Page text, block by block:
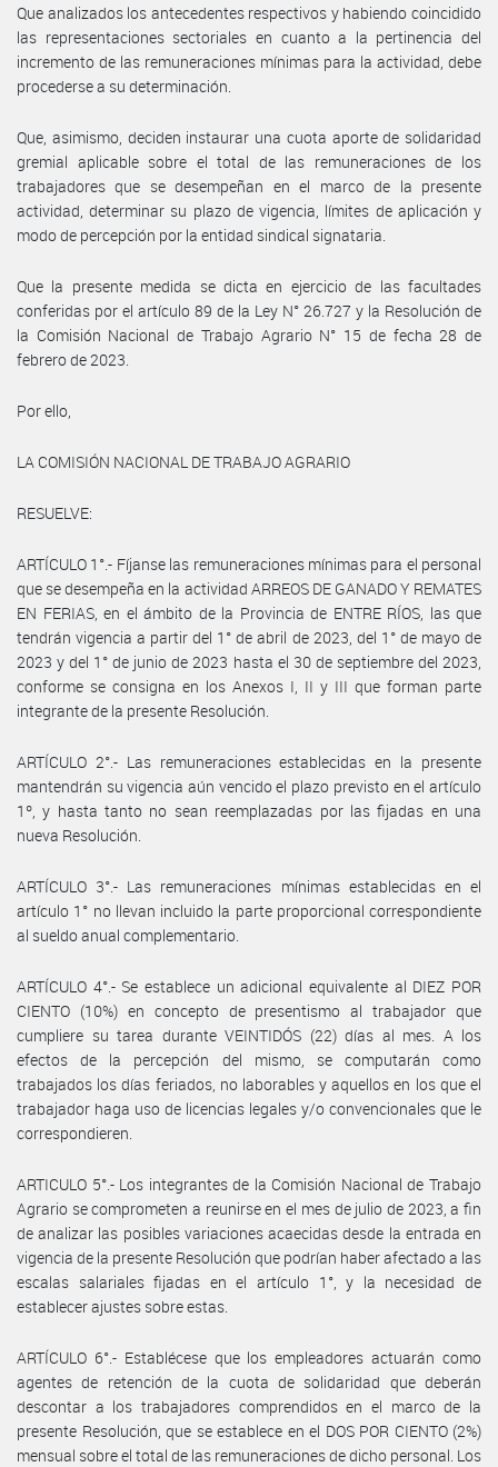
Que analizados los antecedentes respectivos y habiendo coincidido
las representaciones sectoriales en cuanto a la pertinencia del
incremento de las remuneraciones mínimas para la actividad, debe
procederse a su determinación.
Que, asimismo, deciden instaurar una cuota aporte de solidaridad
gremial aplicable sobre el total de las remuneraciones de los
trabajadores que se desempeñan en el marco de la presente
actividad, determinar su plazo de vigencia, límites de aplicación y
modo de percepción por la entidad sindical signataria.
Que la presente medida se dicta en ejercicio de las facultades
conferidas por el artículo 89 de la Ley N° 26.727 y la Resolución de
la Comisión Nacional de Trabajo Agrario N° 15 de fecha 28 de
febrero de 2023.
Por ello,
LA COMISIÓN NACIONAL DE TRABAJO AGRARIO
RESUELVE:
ARTÍCULO 1°.- Fíjanse las remuneraciones mínimas para el personal
que se desempeña en la actividad ARREOS DE GANADO Y REMATES
EN FERIAS, en el ámbito de la Provincia de ENTRE RÍOS, las que
tendrán vigencia a partir del 1° de abril de 2023, del 1° de mayo de
2023 y del 1° de junio de 2023 hasta el 30 de septiembre del 2023,
conforme se consigna en los Anexos I, II y III que forman parte
integrante de la presente Resolución.
ARTÍCULO 2°.- Las remuneraciones establecidas en la presente
mantendrán su vigencia aún vencido el plazo previsto en el artículo
1º, y hasta tanto no sean reemplazadas por las fijadas en una
nueva Resolución.
ARTÍCULO 3°.- Las remuneraciones mínimas establecidas en el
artículo 1° no llevan incluido la parte proporcional correspondiente
al sueldo anual complementario.
ARTÍCULO 4°.- Se establece un adicional equivalente al DIEZ POR
CIENTO (10%) en concepto de presentismo al trabajador que
cumpliere su tarea durante VEINTIDÓS (22) días al mes. A los
efectos de la percepción del mismo, se computarán como
trabajados los días feriados, no laborables y aquellos en los que el
trabajador haga uso de licencias legales y/o convencionales que le
correspondieren.
ARTICULO 5°.- Los integrantes de la Comisión Nacional de Trabajo
Agrario se comprometen a reunirse en el mes de julio de 2023, a fin
de analizar las posibles variaciones acaecidas desde la entrada en
vigencia de la presente Resolución que podrían haber afectado a las
escalas salariales fijadas en el artículo 1°, y la necesidad de
establecer ajustes sobre estas.
ARTÍCULO 6°.- Establécese que los empleadores actuarán como
agentes de retención de la cuota de solidaridad que deberán
descontar a los trabajadores comprendidos en el marco de la
presente Resolución, que se establece en el DOS POR CIENTO (2%)
mensual sobre el total de las remuneraciones de dicho personal. Los